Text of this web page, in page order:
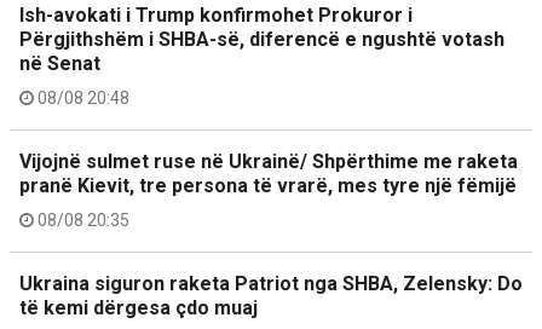
Ish-avokati i Trump konfirmohet Prokuror i
Përgjithshëm i SHBA-së, diferencë e ngushtë votash
në Senat
08/08 20:48
Vijojnë sulmet ruse në Ukrainë/ Shpërthime me raketa
pranë Kievit, tre persona të vrarë, mes tyre një fëmijë
08/08 20:35
Ukraina siguron raketa Patriot nga SHBA, Zelensky: Do
të kemi dërgesa çdo muaj